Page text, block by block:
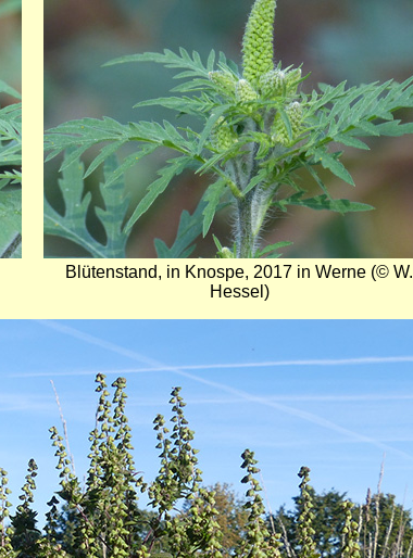
Blütenstand, in Knospe, 2017 in Werne (© W.
Hessel)